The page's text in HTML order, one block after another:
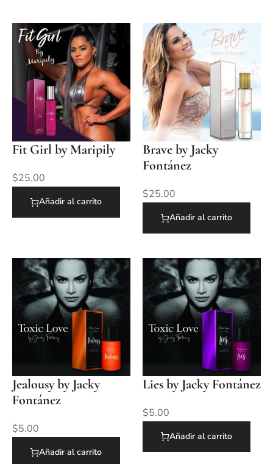
Fit Girl by Maripily
$25.00
Añadir al carrito
Brave by Jacky
Fontánez
$25.00
Añadir al carrito
Jealousy by Jacky
Fontánez
$5.00
Añadir al carrito
Lies by Jacky Fontánez
$5.00
Añadir al carrito